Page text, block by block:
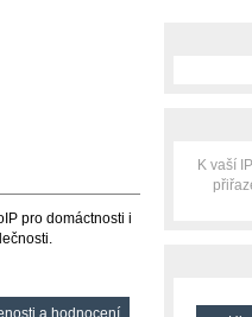
pro domáctnosti i
a hodnocení
K vaší